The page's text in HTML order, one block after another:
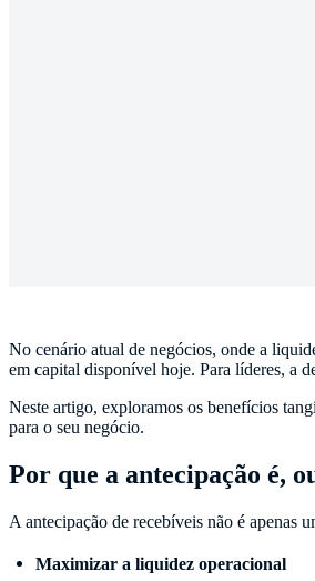
No cenário atual de negócios, onde a
em capital disponível hoje. Para líderes, a
Neste artigo, exploramos os benefícios
para o seu negócio.
Por que a antecipação é,
A antecipação de recebíveis não é apenas